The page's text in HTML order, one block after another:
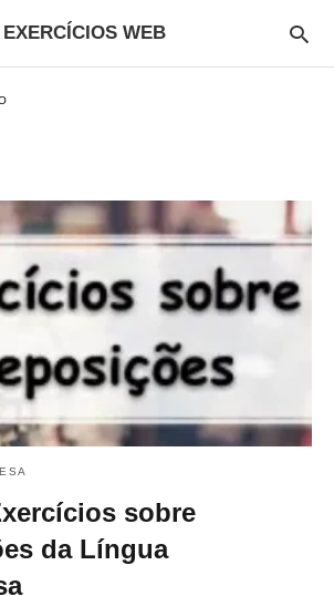
EXERCÍCIOS WEB
sobre
da Língua